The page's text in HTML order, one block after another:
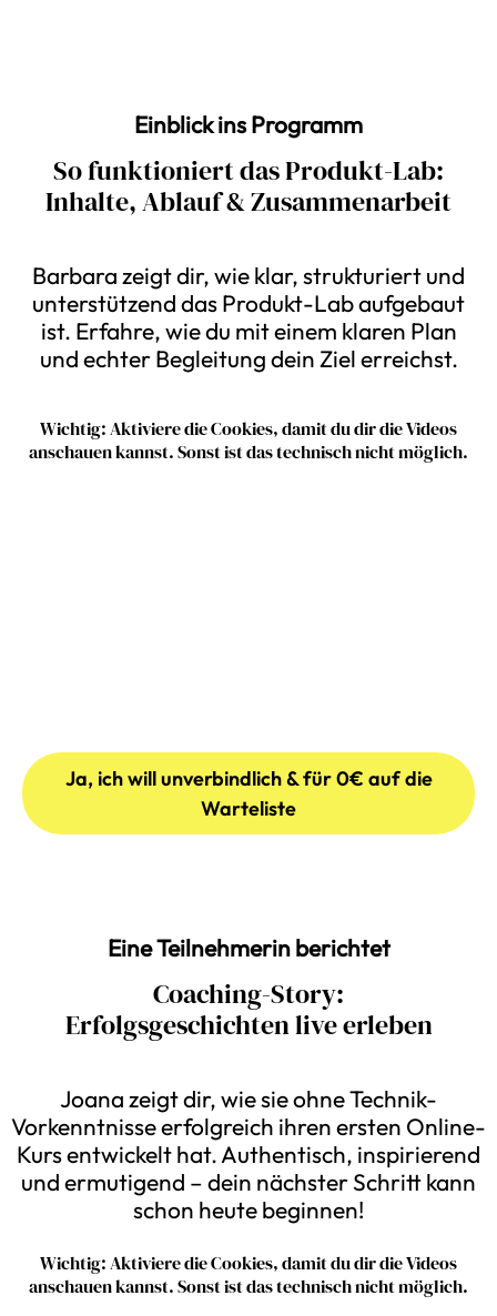
Einblick ins Programm
So funktioniert das Produkt-Lab:
Inhalte, Ablauf & Zusammenarbeit
Barbara zeigt dir, wie klar, strukturiert und
unterstützend das Produkt-Lab aufgebaut
ist. Erfahre, wie du mit einem klaren Plan
und echter Begleitung dein Ziel erreichst.
Wichtig: Aktiviere die Cookies, damit du dir die Videos
anschauen kannst. Sonst ist das technisch nicht möglich.
Ja, ich will unverbindlich & für 0€ auf die
Warteliste
Eine Teilnehmerin berichtet
Coaching-Story:
Erfolgsgeschichten live erleben
Joana zeigt dir, wie sie ohne Technik-
Vorkenntnisse erfolgreich ihren ersten Online-
Kurs entwickelt hat. Authentisch, inspirierend
und ermutigend – dein nächster Schritt kann
schon heute beginnen!
Wichtig: Aktiviere die Cookies, damit du dir die Videos
anschauen kannst. Sonst ist das technisch nicht möglich.